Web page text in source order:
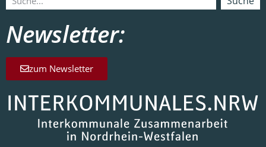
Newsletter:
zum Newsletter